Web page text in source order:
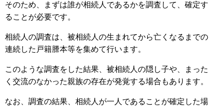
そのため、まずは誰が相続人であるかを調査して、確定す
ることが必要です。
相続人の調査は、被相続人の生まれてから亡くなるまでの
連続した戸籍謄本等を集めて行います。
このような調査をした結果、被相続人の隠し子や、まった
く交流のなかった親族の存在が発覚する場合もあります。
なお、調査の結果、相続人が一人であることが確定した場